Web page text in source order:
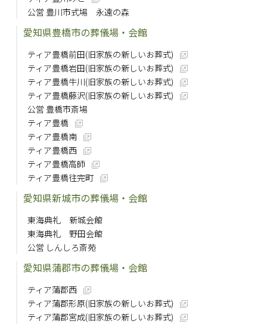
公営 豊川市式場 永遠の森
愛知県豊橋市の葬儀場・会館
ティア豊橋前田(旧家族の新しいお葬式)
ティア豊橋岩田(旧家族の新しいお葬式)
ティア豊橋牛川(旧家族の新しいお葬式)
ティア豊橋藤沢(旧家族の新しいお葬式)
公営 豊橋市斎場
ティア豊橋
ティア豊橋南
ティア豊橋西
ティア豊橋高師
ティア豊橋往完町
愛知県新城市の葬儀場・会館
東海典礼 新城会館
東海典礼 野田会館
公営 しんしろ斎苑
愛知県蒲郡市の葬儀場・会館
ティア蒲郡西
ティア蒲郡形原(旧家族の新しいお葬式)
ティア蒲郡宮成(旧家族の新しいお葬式)